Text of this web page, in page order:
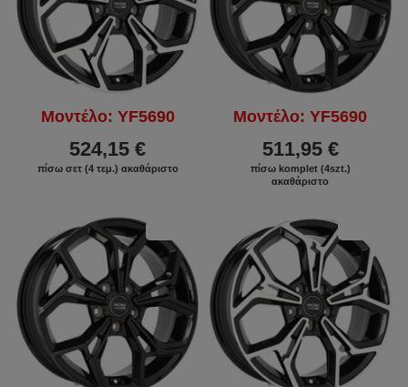
Μοντέλο: YF5690
524,15 €
πίσω σετ (4 τεμ.) ακαθάριστο
Μοντέλο: YF5690
511,95 €
πίσω komplet (4szt.)
ακαθάριστο